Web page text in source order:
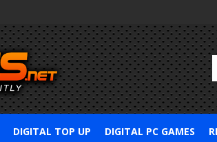
DIGITAL TOP UP DIGITAL PC GAMES